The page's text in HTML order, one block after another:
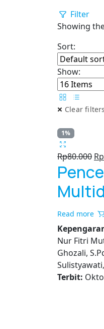
Filter
Showing
Sort:
Show:
Clear filters
1%
Rp80.000 Rp
Read more
Nur Fitri
Ghozali,
Terbit: